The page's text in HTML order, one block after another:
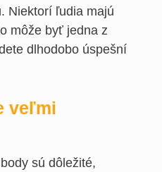
Niektorí ľudia majú
môže byť jedna z
dlhodobo úspešní
veľmi
sú dôležité,